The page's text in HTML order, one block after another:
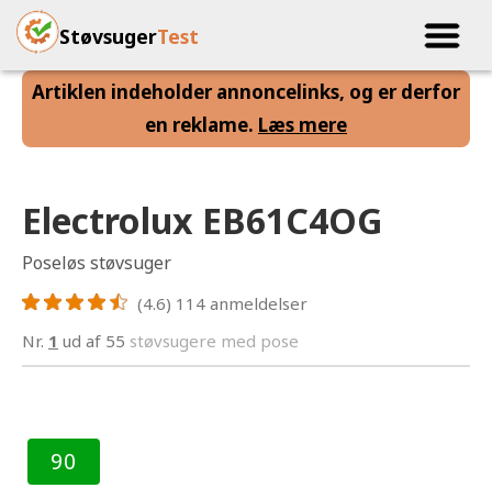
StøvsugerTest
Artiklen indeholder annoncelinks, og er derfor
en reklame. Læs mere
Electrolux EB61C4OG
Poseløs støvsuger
(4.6) 114 anmeldelser
Nr. 1 ud af 55 støvsugere med pose
90